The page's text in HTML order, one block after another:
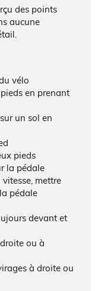
des points
aucune
vélo
en prenant
un sol en
pieds
la pédale
mettre
pédale
devant et
ou à
à droite ou